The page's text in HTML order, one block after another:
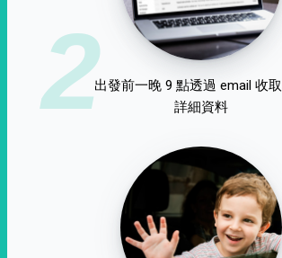
2出發前一晚 9 點透過 email 收
詳細資料